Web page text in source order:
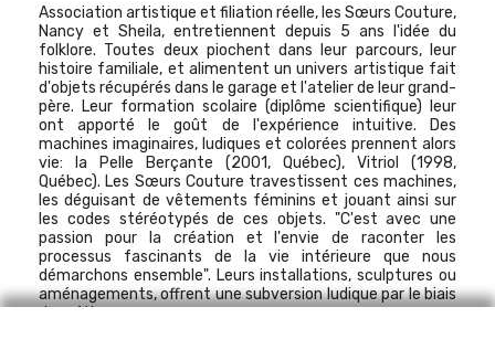
Association artistique et filiation réelle, les Sœurs Couture,
Nancy et Sheila, entretiennent depuis 5 ans l'idée du
folklore. Toutes deux piochent dans leur parcours, leur
histoire familiale, et alimentent un univers artistique fait
d'objets récupérés dans le garage et l'atelier de leur grand-
père. Leur formation scolaire (diplôme scientifique) leur
ont apporté le goût de l'expérience intuitive. Des
machines imaginaires, ludiques et colorées prennent alors
vie: la Pelle Berçante (2001, Québec), Vitriol (1998,
Québec). Les Sœurs Couture travestissent ces machines,
les déguisant de vêtements féminins et jouant ainsi sur
les codes stéréotypés de ces objets. "C'est avec une
passion pour la création et l'envie de raconter les
processus fascinants de la vie intérieure que nous
démarchons ensemble". Leurs installations, sculptures ou
aménagements, offrent une subversion ludique par le biais
du métissage.